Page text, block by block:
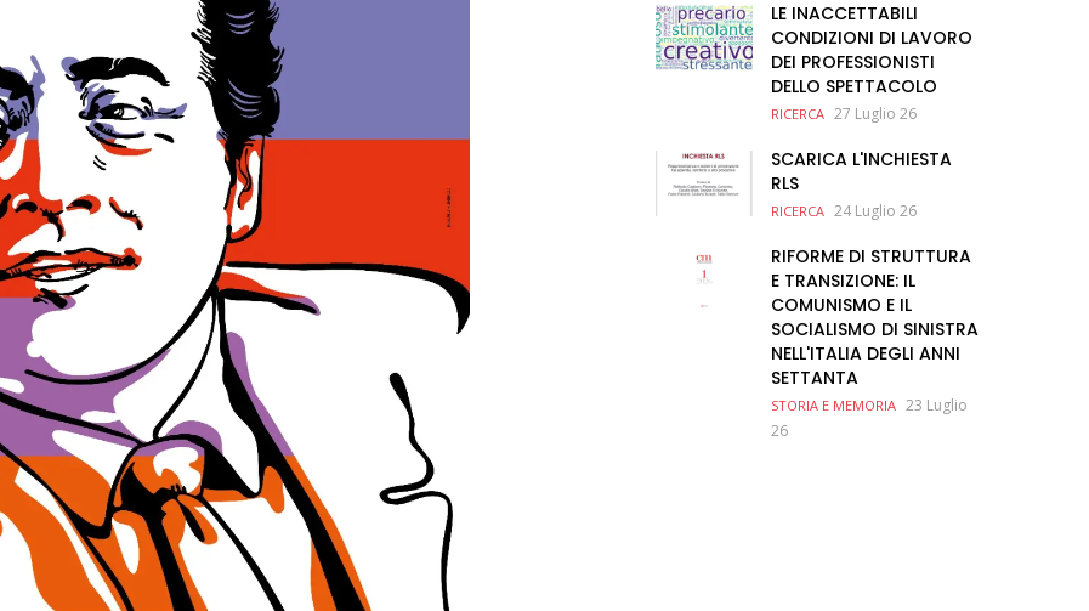
LE INACCETTABILI
CONDIZIONI DI LAVORO
DEI PROFESSIONISTI
DELLO SPETTACOLO
RICERCA 27 Luglio 26
SCARICA L'INCHIESTA
RLS
RICERCA 24 Luglio 26
RIFORME DI STRUTTURA
E TRANSIZIONE: IL
COMUNISMO E IL
SOCIALISMO DI SINISTRA
NELL'ITALIA DEGLI ANNI
SETTANTA
STORIA E MEMORIA 23 Luglio
26